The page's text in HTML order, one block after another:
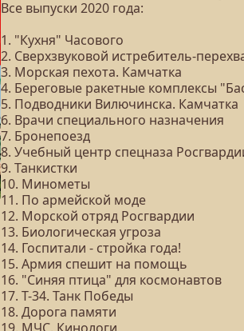
Все выпуски 2020 года:
1. "Кухня" Часового
2. Сверхзвуковой истребитель-
3. Морская пехота. Камчатка
4. Береговые ракетные комплексы
5. Подводники Вилючинска. Камчатка
6. Врачи специального назначения
7. Бронепоезд
8. Учебный центр спецназа
9. Танкистки
10. Минометы
11. По армейской моде
12. Морской отряд Росгвардии
13. Биологическая угроза
14. Госпитали - стройка года!
15. Армия спешит на помощь
16. "Синяя птица" для космонавтов
17. Т-34. Танк Победы
18. Дорога памяти